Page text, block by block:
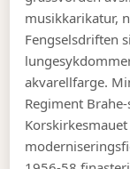
musikkarikatur,
Fengselsdriften
akvarellfarge.
Regiment